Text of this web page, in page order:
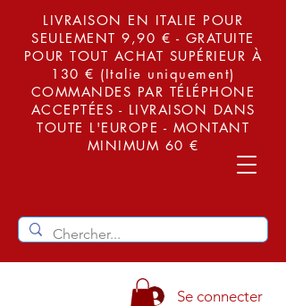
LIVRAISON EN ITALIE POUR
SEULEMENT 9,90 € - GRATUITE
POUR TOUT ACHAT SUPÉRIEUR À
130 € (Italie uniquement)
COMMANDES PAR TÉLÉPHONE
ACCEPTÉES - LIVRAISON DANS
TOUTE L'EUROPE - MONTANT
MINIMUM 60 €
Se connecter